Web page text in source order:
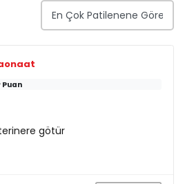
Puan
götür